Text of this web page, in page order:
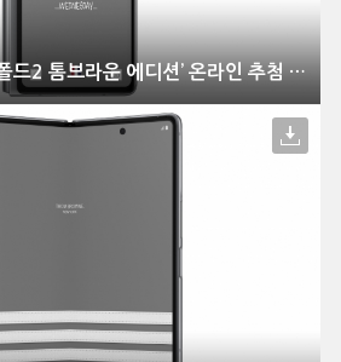
삼성전자, ‘갤럭시 Z 폴드2 톰브라운 에디션’ 온라인 추첨 방식으로 한정 판매